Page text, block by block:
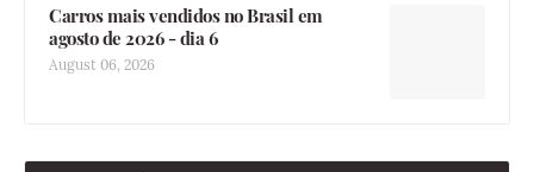
Carros mais vendidos no Brasil em
agosto de 2026 - dia 6
August 06, 2026